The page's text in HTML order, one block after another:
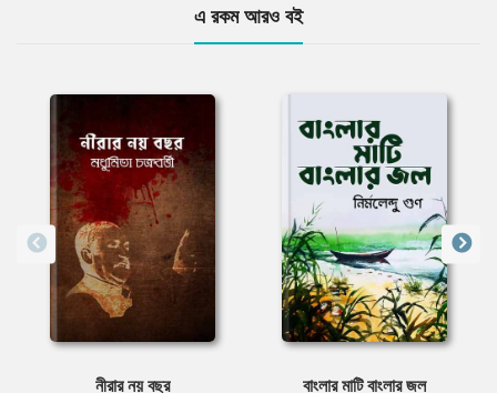
এ রকম আরও বই
নীরার নয় বছর বাংলার মাটি বাংলার জল